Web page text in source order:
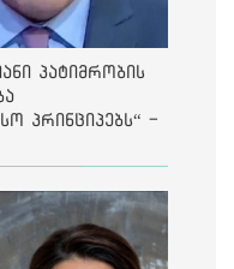
პატიმრობის
პრინციპებს“ -